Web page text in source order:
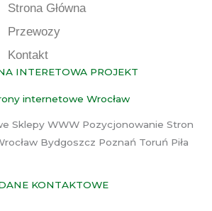
Strona Główna
Przewozy
Kontakt
INTERETOWA PROJEKT
Sklepy WWW Pozycjonowanie Stron
Bydgoszcz Poznań Toruń Piła
KONTAKTOWE